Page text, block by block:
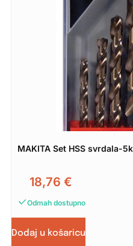
MAKITA Set HSS svrdala-
18,76 €
Odmah dostupno
Dodaj u košaricu